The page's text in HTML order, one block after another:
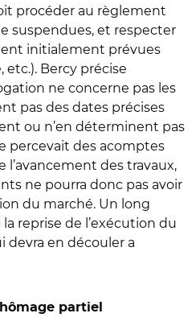
procéder au règlement
suspendues, et respecter
initialement prévues
Bercy précise
ne concerne pas les
pas des dates précises
ou n’en déterminent pas
percevait des acomptes
des travaux,
ne pourra donc pas avoir
du marché. Un long
reprise de l’exécution du
devra en découler a
partiel